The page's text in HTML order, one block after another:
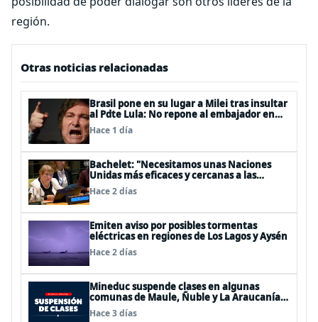
región.
Otras noticias relacionadas
Brasil pone en su lugar a Milei tras insultar
al Pdte Lula: No repone al embajador en
BBSS y rebaja la relación bilateral
Hace 1 día
Bachelet: "Necesitamos unas Naciones
Unidas más eficaces y cercanas a las
personas"
Hace 2 días
Emiten aviso por posibles tormentas
eléctricas en regiones de Los Lagos y Aysén
Hace 2 días
Mineduc suspende clases en algunas
comunas de Maule, Ñuble y La Araucanía
para este lunes
Hace 3 días